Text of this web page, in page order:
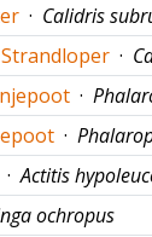
· Calidris
·
·
·
·Actitis
ochropus